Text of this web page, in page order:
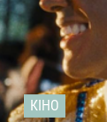
КІНО